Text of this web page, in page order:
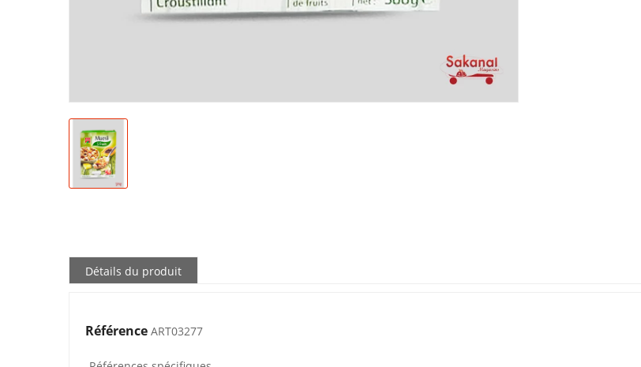
Détails du produit
Référence ART03277